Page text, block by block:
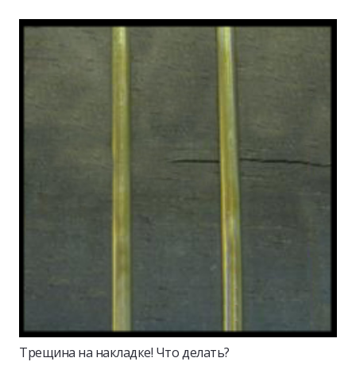
Трещина на накладке! Что делать?